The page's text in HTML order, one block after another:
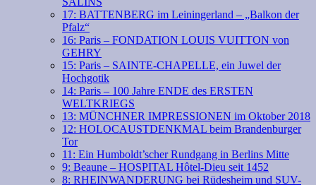
17: BATTENBERG im Leiningerland – „Balkon der
Pfalz“
16: Paris – FONDATION LOUIS VUITTON von
GEHRY
15: Paris – SAINTE-CHAPELLE, ein Juwel der
Hochgotik
14: Paris – 100 Jahre ENDE des ERSTEN
WELTKRIEGS
13: MÜNCHNER IMPRESSIONEN im Oktober 2018
12: HOLOCAUSTDENKMAL beim Brandenburger
Tor
11: Ein Humboldt’scher Rundgang in Berlins Mitte
9: Beaune – HOSPITAL Hôtel-Dieu seit 1452
8: RHEINWANDERUNG bei Rüdesheim und SUV-